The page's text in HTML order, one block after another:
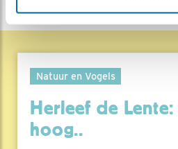
Natuur en Vogels
Herleef de
hoog..